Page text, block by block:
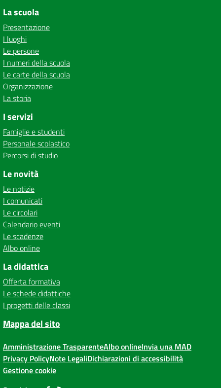
La scuola
Presentazione
I luoghi
Le persone
I numeri della scuola
Le carte della scuola
Organizzazione
La storia
I servizi
Famiglie e studenti
Personale scolastico
Percorsi di studio
Le novità
Le notizie
I comunicati
Le circolari
Calendario eventi
Le scadenze
Albo online
La didattica
Offerta formativa
Le schede didattiche
I progetti delle classi
Mappa del sito
Amministrazione TrasparenteAlbo onlineInvia una MAD
Privacy PolicyNote LegaliDichiarazioni di accessibilità
Gestione cookie